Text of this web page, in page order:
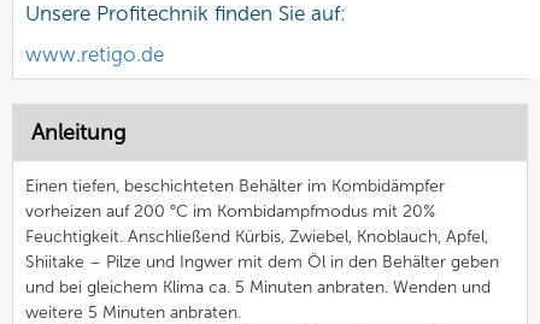
Unsere Profitechnik finden Sie auf:
www.retigo.de
Anleitung
Einen tiefen, beschichteten Behälter im Kombidämpfer
vorheizen auf 200 °C im Kombidampfmodus mit 20%
Feuchtigkeit. Anschließend Kürbis, Zwiebel, Knoblauch, Apfel,
Shiitake – Pilze und Ingwer mit dem Öl in den Behälter geben
und bei gleichem Klima ca. 5 Minuten anbraten. Wenden und
weitere 5 Minuten anbraten.